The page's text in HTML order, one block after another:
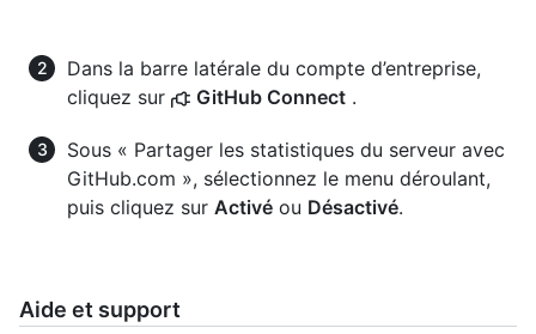
Dans la barre latérale du compte d’entreprise,
cliquez sur
GitHub Connect .
Sous « Partager les statistiques du serveur avec
GitHub.com », sélectionnez le menu déroulant,
puis cliquez sur Activé ou Désactivé.
Aide et support